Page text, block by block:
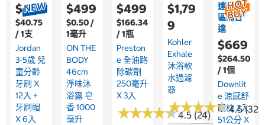
$489
$40.75
/ 1支
Jordan
3-5歲 兒
童分齡
牙刷 X
12入 +
牙刷帽
X 6入
$499
$0.50 /
1毫升
ON THE
BODY
46cm
淨味沐
浴露 皂
香 1000
毫升
$499
$166.34
/ 1瓶
Preston
E 全油路
除碳劑
250毫升
X 3入
★★★★★
★★★★★4.5 (24)
$1,79
9
Kohler
Exhale
沐浴軟
水過濾
器
★★★★★
★★★★★4.5
速配限
區隔日
達
$669
$264.50
/ 1個
Downlit
E 涼感舒
眠枕 2入
51公分 X